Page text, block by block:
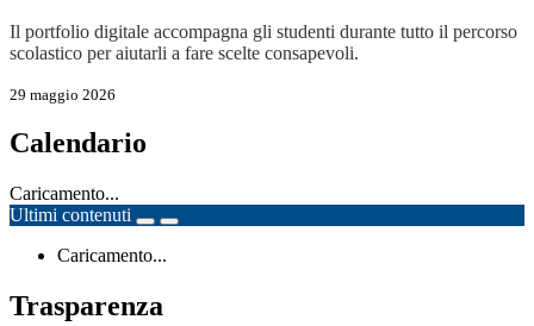
Il portfolio digitale accompagna gli studenti durante tutto il percorso
scolastico per aiutarli a fare scelte consapevoli.
29 maggio 2026
Calendario
Caricamento...
Ultimi contenuti
Caricamento...
Trasparenza